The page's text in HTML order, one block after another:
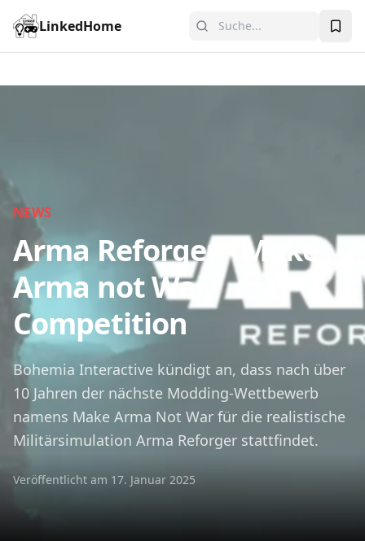
LinkedHome
NEWS
Arma Reforger - Make
Arma not War
Competition
Bohemia Interactive kündigt an, dass nach über
10 Jahren der nächste Modding-Wettbewerb
namens Make Arma Not War für die realistische
Militärsimulation Arma Reforger stattfindet.
Veröffentlicht am 17. Januar 2025